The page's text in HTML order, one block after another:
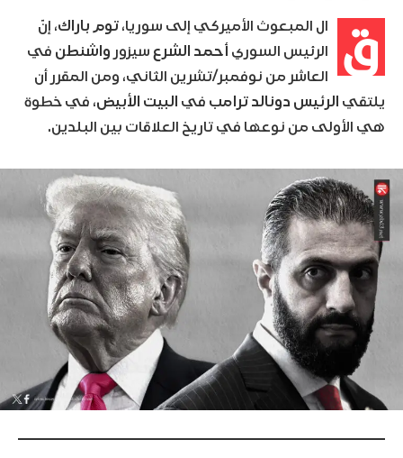
ق ال المبعوث الأميركي إلى سوريا، توم باراك، إنّ
الرئيس السوري أحمد الشرع سيزور واشنطن في
العاشر من نوفمبر/تشرين الثاني، ومن المقرر أن
يلتقي الرئيس دونالد ترامب في البيت الأبيض، في خطوة
هي الأولى من نوعها في تاريخ العلاقات بين البلدين.